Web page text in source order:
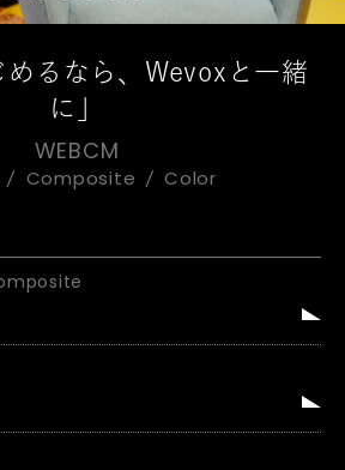
めるなら、Wevoxと一緒
に」
WEBCM
Composite Color